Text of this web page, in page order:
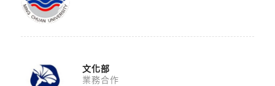
文化部
業務合作